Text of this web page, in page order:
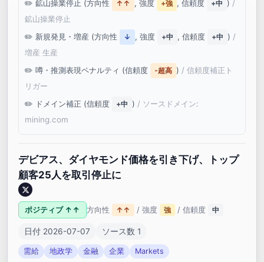
鉱山操業停止 (方向性 ↑↑ , 強度 +強 , 信頼度 +中 ) /
鉱山操業停止
新規発見・増産 (方向性
↓ , 強度 +中 , 信頼度 +中 ) /
増産 生産
噂・推測表現ペナルティ (信頼度
-超高 ) / 信頼度補正ト
リガー
ドメイン補正 (信頼度
+中 ) / ソースドメイン:
mining.com
デビアス、ダイヤモンド価格を引き下げ、トップ
顧客25人を取引停止に
ポジティブ ↑↑ 方向性 ↑↑ / 強度 強 / 信頼度 中
日付 2026-07-07 ソース数 1
需給 地政学 金融 企業 Markets